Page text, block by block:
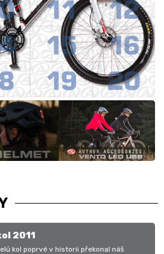
2011
kol poprvé v historii překonal náš